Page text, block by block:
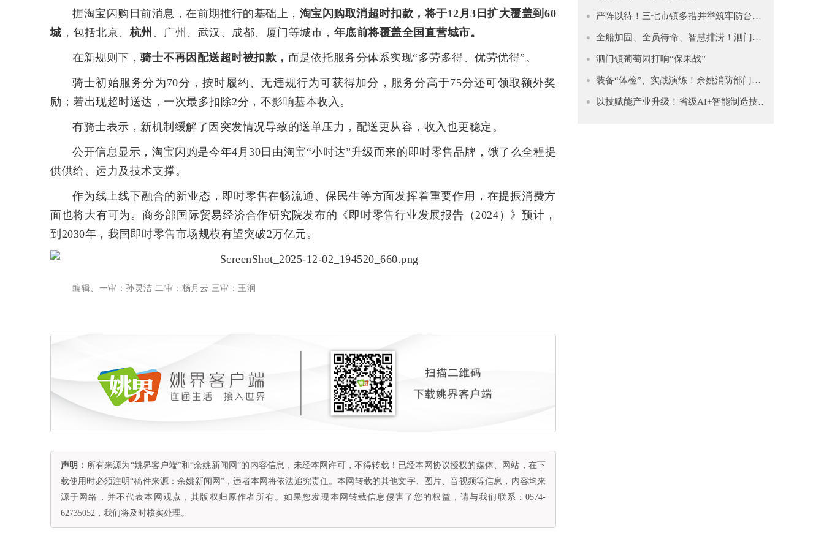
据淘宝闪购日前消息，在前期推行的基础上， 淘宝闪购取消超时扣款，将于12月3日扩大覆盖到60
城 ，包括北京、 杭州 、广州、武汉、成都、厦门等城市， 年底前将覆盖全国直营城市。
在新规则下， 骑士不再因配送超时被扣款， 而是依托服务分体系实现“多劳多得、优劳优得”。
骑士初始服务分为70分，按时履约、无违规行为可获得加分，服务分高于75分还可领取额外奖
励；若出现超时送达，一次最多扣除2分，不影响基本收入。
有骑士表示，新机制缓解了因突发情况导致的送单压力，配送更从容，收入也更稳定。
公开信息显示，淘宝闪购是今年4月30日由淘宝“小时达”升级而来的即时零售品牌，饿了么全程提
供供给、运力及技术支撑。
作为线上线下融合的新业态，即时零售在畅流通、保民生等方面发挥着重要作用，在提振消费方
面也将大有可为。商务部国际贸易经济合作研究院发布的《即时零售行业发展报告（2024）》预计，
到2030年，我国即时零售市场规模有望突破2万亿元。
编辑、一审：孙灵洁 二审：杨月云 三审：王润
声明： 所有来源为“姚界客户端”和“余姚新闻网”的内容信息，未经本网许可，不得转载！已经本网协议授权的媒体、网站，在下
载使用时必须注明“稿件来源：余姚新闻网”，违者本网将依法追究责任。本网转载的其他文字、图片、音视频等信息，内容均来
源于网络，并不代表本网观点，其版权归原作者所有。如果您发现本网转载信息侵害了您的权益，请与我们联系：0574-
62735052，我们将及时核实处理。
严阵以待！三七市镇多措并举筑牢防台安全网
全船加固、全员待命、智慧排涝！泗门镇筑牢防台“安全堤”
泗门镇葡萄园打响“保果战”
装备“体检”、实战演练！余姚消防部门全力备战“白海豚”
以技赋能产业升级！省级AI+智能制造技能竞赛助力余姚从“制造”迈向“智造”